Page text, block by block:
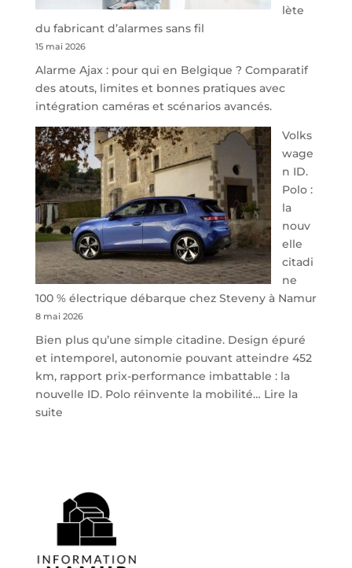
de
parking
sécurisé
à
l’aéroport
de
Charleroi
lète
du fabricant d’alarmes sans fil
15 mai 2026
Alarme Ajax : pour qui en Belgique ? Comparatif
des atouts, limites et bonnes pratiques avec
intégration caméras et scénarios avancés.
Volks
wage
n ID.
Polo :
la
nouv
elle
citadi
ne
100 % électrique débarque chez Steveny à Namur
8 mai 2026
Bien plus qu’une simple citadine. Design épuré
et intemporel, autonomie pouvant atteindre 452
km, rapport prix-performance imbattable : la
nouvelle ID. Polo réinvente la mobilité… Lire la
suite:
la
nouvelle
citadine
100